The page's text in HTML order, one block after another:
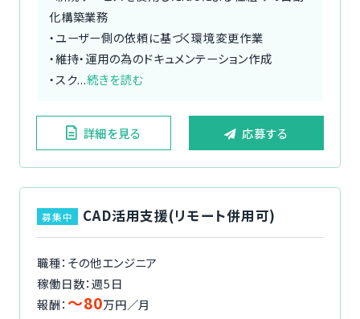
化構築業務
・ユーザー側の依頼に基づく環境変更作業
・維持・運用の為のドキュメンテーション作成
・スク...続きを読む
詳細を見る 応募する
募集中 CAD活用支援(リモート併用可)
職種：その他エンジニア
稼働日数：週5日
報酬： 〜80万円／月